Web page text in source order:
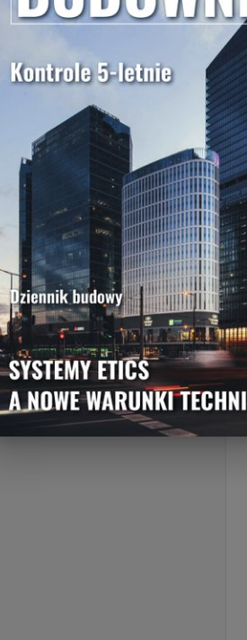
Przewodnik Projektanta
2/2026 (wydanie
drukowane)